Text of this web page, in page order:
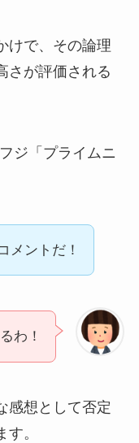
けで、その論理
さが評価される
ジ「プライムニ
メントだ！
わ！
感想として否定
。